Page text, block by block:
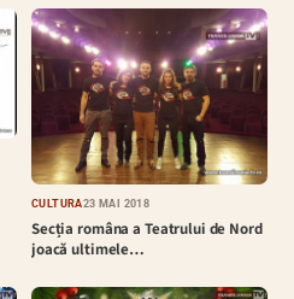
CULTURĂ23 MAI 2018
Secția româna a Teatrului de Nord
joacă ultimele…